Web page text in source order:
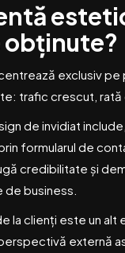
exclusiv pe
trafic crescut,
de invidiat
formularul de
credibilitate și
business.
la clienți este un
externă